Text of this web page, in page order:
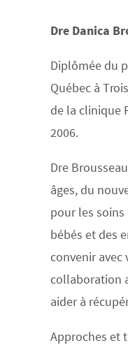
Dre Danica
Diplômée du
Québec à
de la clinique
2006.
Dre
âges, du
pour les
bébés et des
convenir avec
collaboration
aider à
Approches et